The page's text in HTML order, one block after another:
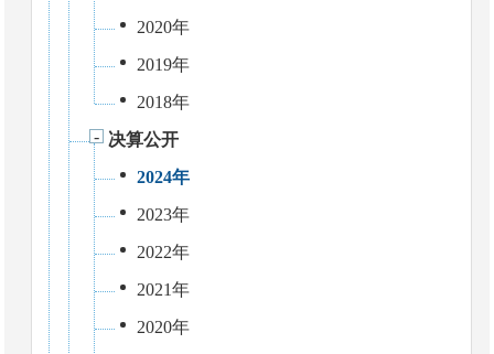
2020年
2019年
2018年
决算公开
2024年
2023年
2022年
2021年
2020年